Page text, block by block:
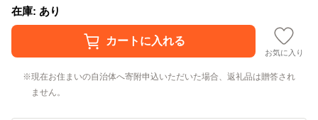
在庫: あり
お気に入り
現在お住まいの自治体へ寄附申込いただいた場合、返礼品は贈答され
ません。